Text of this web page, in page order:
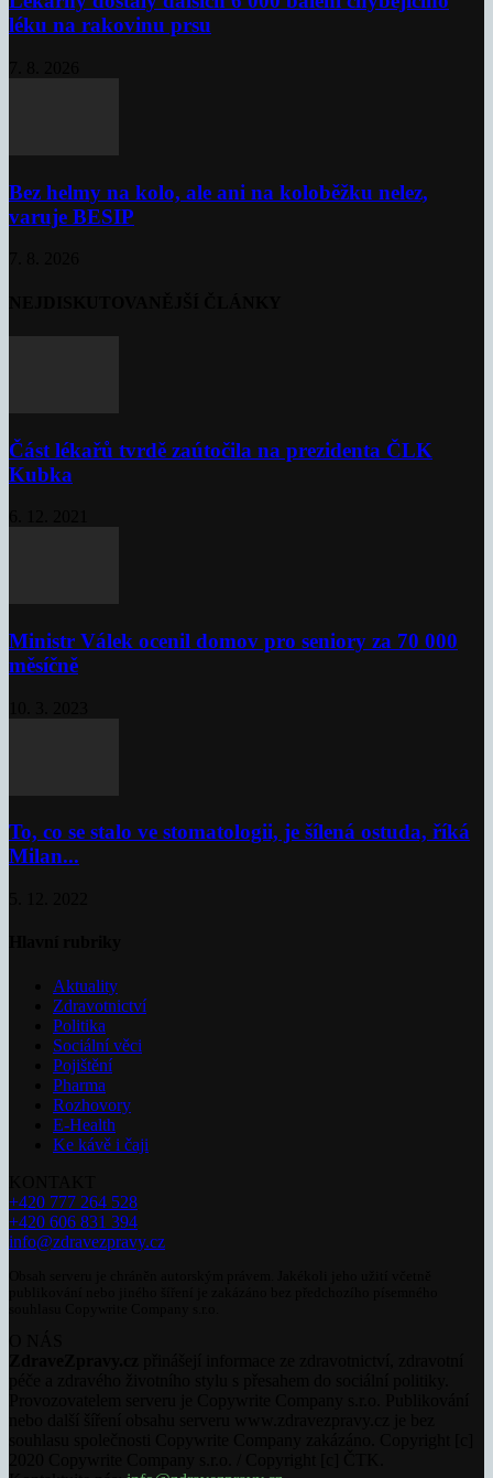
léku na rakovinu prsu
Bez helmy na kolo, ale ani na koloběžku nelez,
varuje BESIP
Část lékařů tvrdě zaútočila na prezidenta ČLK
Kubka
Ministr Válek ocenil domov pro seniory za 70 000
měsíčně
To, co se stalo ve stomatologii, je šílená ostuda, říká
Milan...
Aktuality
Zdravotnictví
Politika
Sociální věci
Pojištění
Pharma
Rozhovory
E-Health
Ke kávě i čaji
+420 777 264 528
+420 606 831 394
info@zdravezpravy.cz